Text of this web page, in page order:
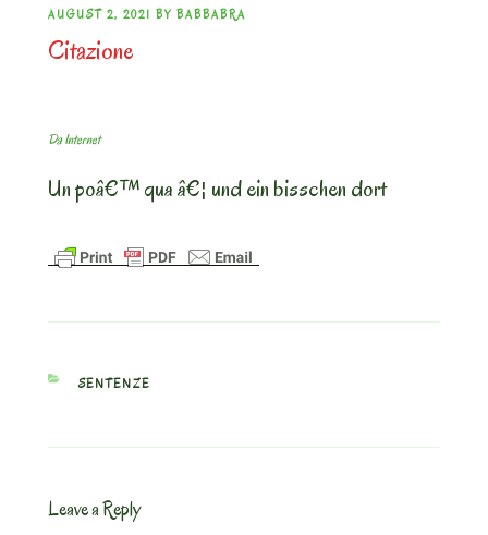
POSTED
ON
AUGUST 2, 2021 BY BABBABRA
Citazione
Da Internet
Un poâ€™ qua â€¦ und ein bisschen dort
CATEGORIES
SENTENZE
Leave a Reply